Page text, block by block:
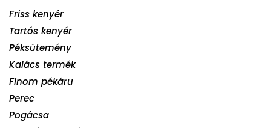
Friss kenyér
Tartós kenyér
Péksütemény
Kalács termék
Finom pékáru
Perec
Pogácsa